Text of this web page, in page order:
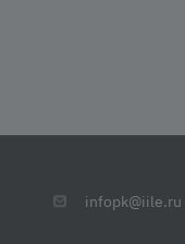
infopk@iile.ru